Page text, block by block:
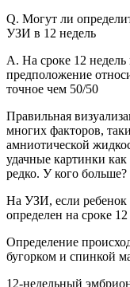
Q. Могут ли
УЗИ в 12 недель
A. На сроке 12
предположение
точное чем 50/50
Правильная
многих факторов,
амниотической
удачные картинки
редко. У кого больше?
На УЗИ, если ребенок
определен на сроке
Определение
бугорком и спинкой
12-недельный